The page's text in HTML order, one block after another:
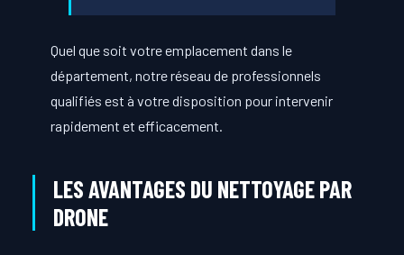
Quel que soit votre emplacement dans le
département, notre réseau de professionnels
qualifiés est à votre disposition pour intervenir
rapidement et efficacement.
LES AVANTAGES DU NETTOYAGE PAR
DRONE